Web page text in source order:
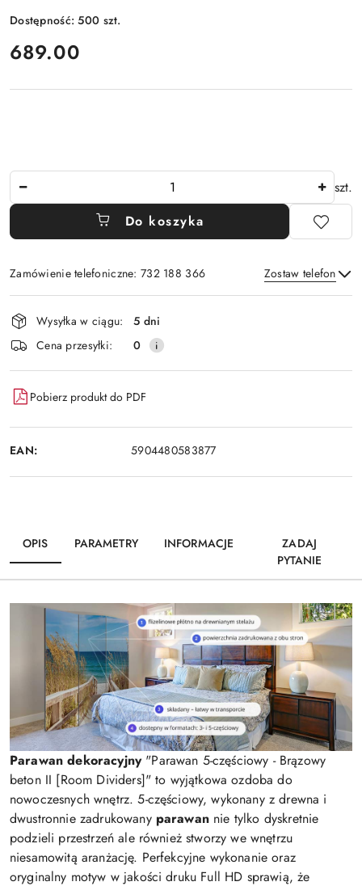
Dostępność:500 szt.
cena:
689.00
szt.
Do koszyka
Zamówienie telefoniczne: 732 188 366 Zostaw telefon
Wyślij
Dostępność
i
dostawa
Wysyłka w ciągu:
5 dni
Cena przesyłki:
0
Pobierz produkt do PDF
EAN: 5904480583877
OPIS PARAMETRY INFORMACJE
ZADAJ
PYTANIE
Parawan dekoracyjny"Parawan 5-częściowy - Brązowy
beton II [Room Dividers]" to wyjątkowa ozdoba do
nowoczesnych wnętrz. 5-częściowy, wykonany z drewna i
dwustronnie zadrukowany parawannie tylko dyskretnie
podzieli przestrzeń ale również stworzy we wnętrzu
niesamowitą aranżację. Perfekcyjne wykonanie oraz
oryginalny motyw w jakości druku Full HD sprawią, że